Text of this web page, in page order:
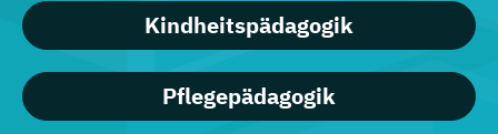
Kindheitspädagogik
Pflegepädagogik